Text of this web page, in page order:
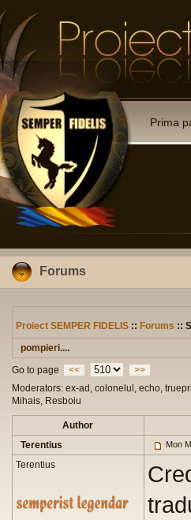
Prima
Forums
Proiect SEMPER FIDELIS :: Forums ::
pompieri....
Go to page
<<
>>
Moderators: ex-ad, colonelul, echo,
Mihais, Resboiu
Author
Terentius
Mon
Terentius